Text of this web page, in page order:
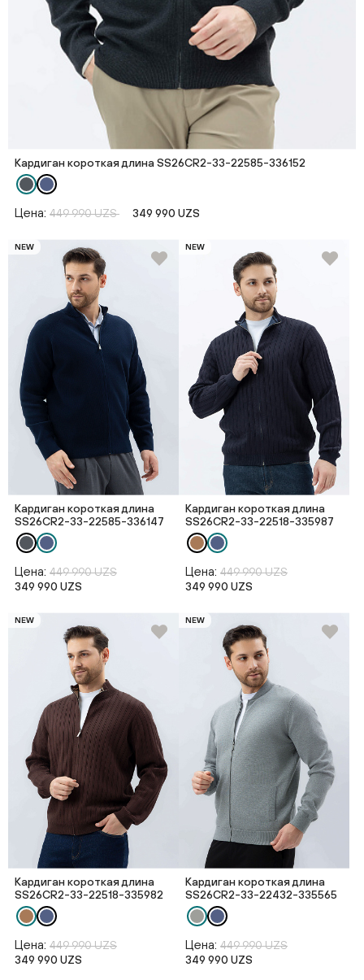
Кардиган короткая длина SS26CR2-33-22585-336152
Цена: 449 990 UZS 349 990 UZS
NEW
Кардиган короткая длина
SS26CR2-33-22585-336147
Цена: 449 990 UZS
349 990 UZS
NEW
Кардиган короткая длина
SS26CR2-33-22518-335987
Цена: 449 990 UZS
349 990 UZS
NEW
Кардиган короткая длина
SS26CR2-33-22518-335982
Цена: 449 990 UZS
349 990 UZS
NEW
Кардиган короткая длина
SS26CR2-33-22432-335565
Цена: 449 990 UZS
349 990 UZS